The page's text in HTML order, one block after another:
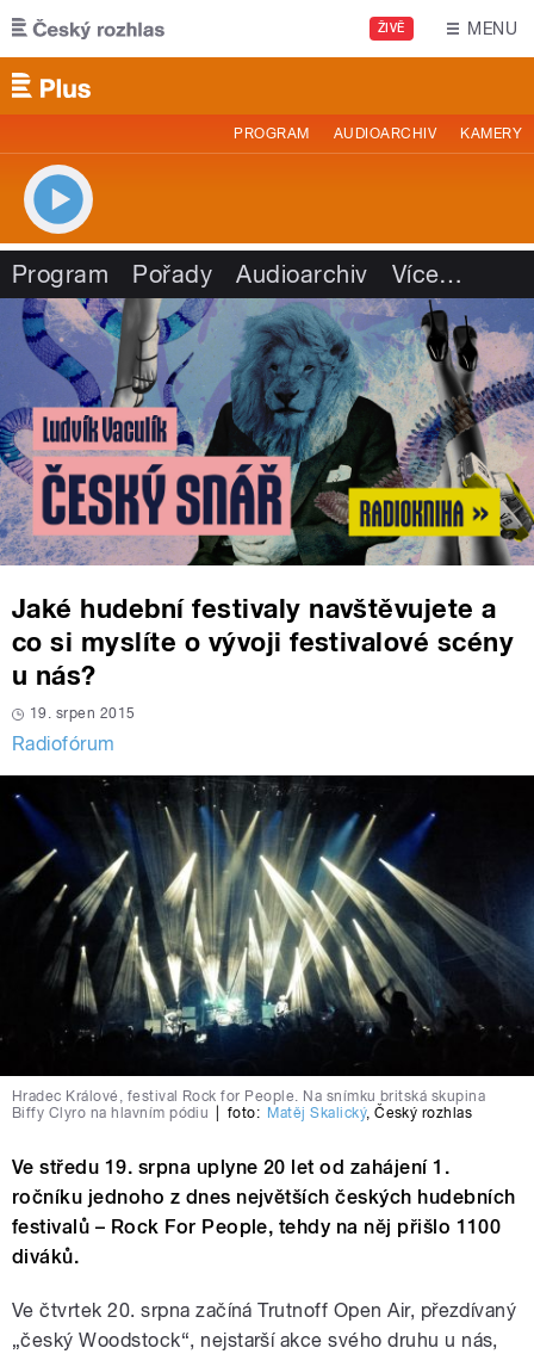
Přejít k hlavnímu obsahu
ŽIVĚ MENU
PROGRAM AUDIOARCHIV KAMERY
Program Pořady Audioarchiv Více…
Jaké hudební festivaly navštěvujete a
co si myslíte o vývoji festivalové scény
u nás?
19. srpen 2015
Radiofórum
Hradec Králové, festival Rock for People. Na snímku britská skupina
Biffy Clyro na hlavním pódiu
foto: Matěj Skalický,Český rozhlas
Ve středu 19. srpna uplyne 20 let od zahájení 1.
ročníku jednoho z dnes největších českých hudebních
festivalů – Rock For People, tehdy na něj přišlo 1100
diváků.
Ve čtvrtek 20. srpna začíná Trutnoff Open Air, přezdívaný
„český Woodstock“, nejstarší akce svého druhu u nás,